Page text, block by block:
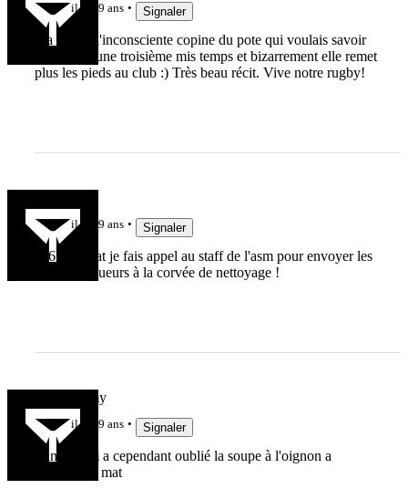
il y a 9 ans Signaler
Il a oublié l'inconsciente copine du pote qui voulais savoir
ce qu'était une troisième mis temps et bizarrement elle remet
plus les pieds au club :) Très beau récit. Vive notre rugby!
il y a 9 ans Signaler
A 6h du mat je fais appel au staff de l'asm pour envoyer les
premiers joueurs à la corvée de nettoyage !
arnaud famy
il y a 9 ans Signaler
Yanis Dom a cependant oublié la soupe à l'oignon a
3heures du mat